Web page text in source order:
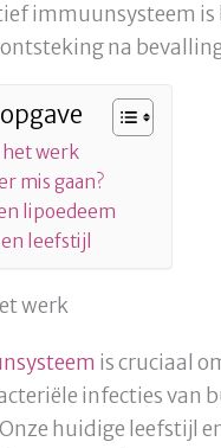
immuunsysteem
na
het werk
mis gaan?
lipoedeem
leefstijl
werk
is cruciaal
infecties van
huidige leefstijl